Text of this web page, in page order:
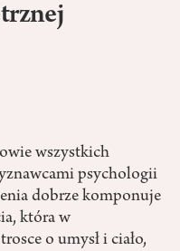
wszystkich
psychologii
dobrze komponuje
która w
o umysł i ciało,